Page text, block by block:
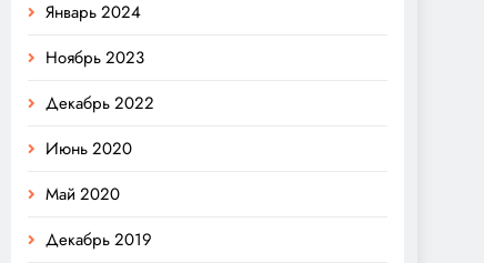
Январь 2024
Ноябрь 2023
Декабрь 2022
Июнь 2020
Май 2020
Декабрь 2019